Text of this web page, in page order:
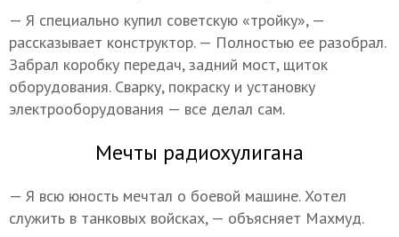
— Я специально купил советскую «тройку», —
рассказывает конструктор. — Полностью ее разобрал.
Забрал коробку передач, задний мост, щиток
оборудования. Сварку, покраску и установку
электрооборудования — все делал сам.
Мечты радиохулигана
— Я всю юность мечтал о боевой машине. Хотел
служить в танковых войсках, — объясняет Махмуд.